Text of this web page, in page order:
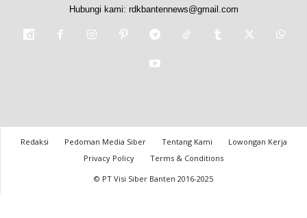
Hubungi kami: rdkbantennews@gmail.com
Redaksi Pedoman Media Siber Tentang Kami
Lowongan Kerja
Privacy Policy
Terms & Conditions
© PT Visi Siber Banten 2016-2025